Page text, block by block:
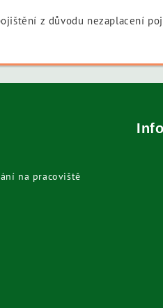
z důvodu nezaplacení
na pracoviště